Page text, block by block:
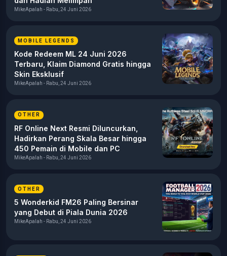
MikeApalah - Rabu, 24 Juni 2026
MOBILE LEGENDS
Kode Redeem ML 24 Juni 2026
Terbaru, Klaim Diamond Gratis hingga
Skin Eksklusif
MikeApalah - Rabu, 24 Juni 2026
OTHER
RF Online Next Resmi Diluncurkan,
Hadirkan Perang Skala Besar hingga
450 Pemain di Mobile dan PC
MikeApalah - Rabu, 24 Juni 2026
OTHER
5 Wonderkid FM26 Paling Bersinar
yang Debut di Piala Dunia 2026
MikeApalah - Rabu, 24 Juni 2026